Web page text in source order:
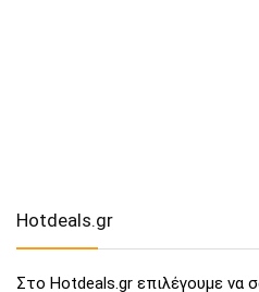
Hotdeals.gr
Στο Hotdeals.gr επιλέγουμε να